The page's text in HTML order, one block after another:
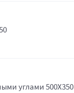
углами 500Х350